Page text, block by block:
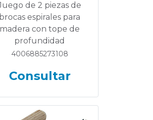
de 2 piezas de
brocas espirales para
madera con tope de
profundidad
4006885273108
Consultar